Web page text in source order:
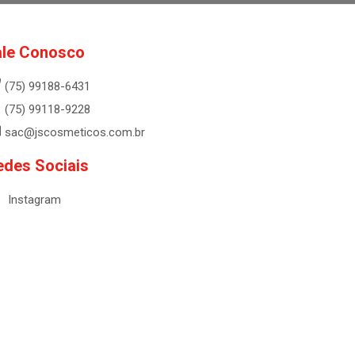
Conosco
(75) 99188-6431
(75) 99118-9228
sac@jscosmeticos.com.br
Sociais
Instagram